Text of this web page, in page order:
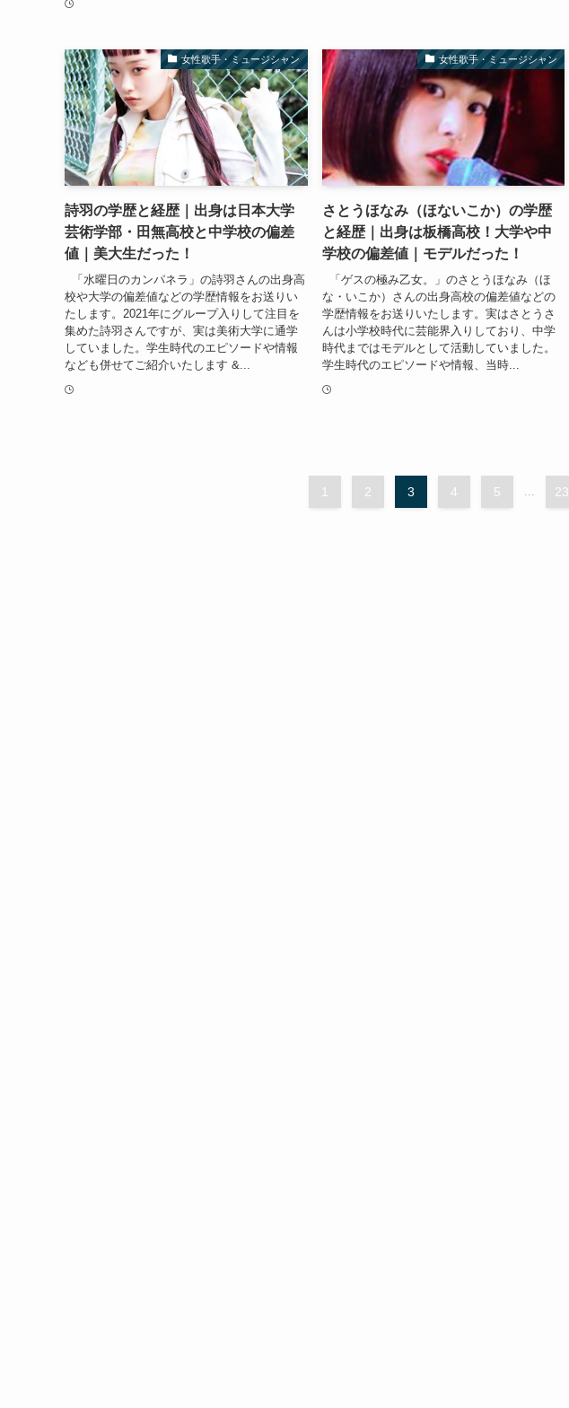
女性歌手・ミュージシャン
詩羽の学歴と経歴｜出身は日本大学
芸術学部・田無高校と中学校の偏差
値｜美大生だった！
「水曜日のカンパネラ」の詩羽さんの出身高
校や大学の偏差値などの学歴情報をお送りい
たします。2021年にグループ入りして注目を
集めた詩羽さんですが、実は美術大学に通学
していました。学生時代のエピソードや情報
なども併せてご紹介いたします &...
女性歌手・ミュージシャン
さとうほなみ（ほないこか）の学歴
と経歴｜出身は板橋高校！大学や中
学校の偏差値｜モデルだった！
「ゲスの極み乙女。」のさとうほなみ（ほ
な・いこか）さんの出身高校の偏差値などの
学歴情報をお送りいたします。実はさとうさ
んは小学校時代に芸能界入りしており、中学
時代まではモデルとして活動していました。
学生時代のエピソードや情報、当時...
1 2 3 4 5 23